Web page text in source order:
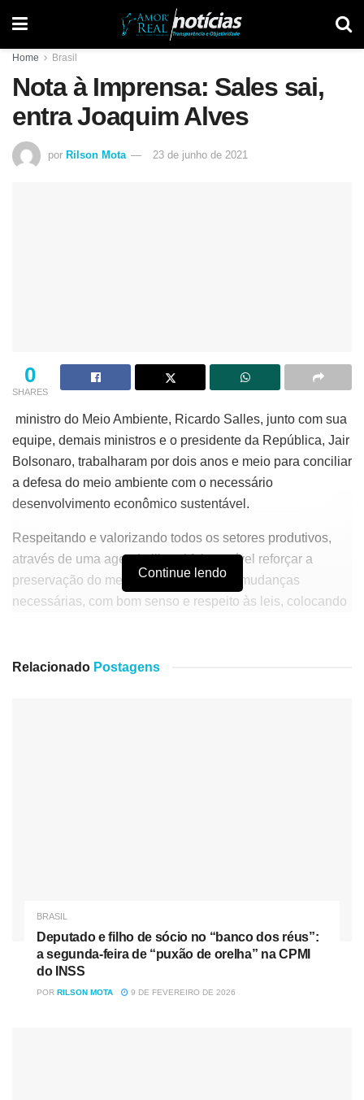
Home Brasil
Nota à Imprensa: Sales sai,
entra Joaquim Alves
por Rilson Mota 23 de junho de 2021
0
SHARES
ministro do Meio Ambiente, Ricardo Salles, junto com sua
equipe, demais ministros e o presidente da República, Jair
Bolsonaro, trabalharam por dois anos e meio para conciliar
a defesa do meio ambiente com o necessário
desenvolvimento econômico sustentável.
Respeitando e valorizando todos os setores produtivos,
através de uma agenda liberal foi possível reforçar a
preservação do meio ambiente e trazer mudanças
necessárias, com bom senso e respeito às leis, colocando
frente o Sr. Joaquim Alves Pereira Leite, até então
para ampliar acesso no SUS
Continue lendo
Relacionado Postagens
BRASIL
Deputado e filho de sócio no “banco dos réus”:
a segunda-feira de “puxão de orelha” na CPMI
do INSS
POR RILSON MOTA 9 DE FEVEREIRO DE 2026